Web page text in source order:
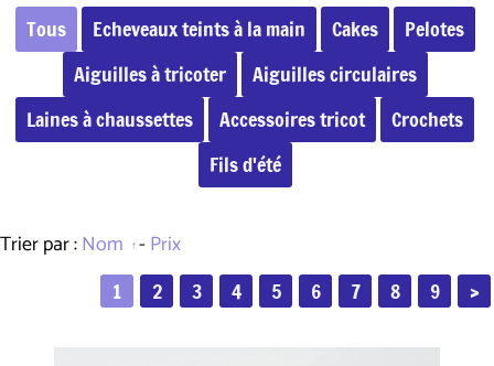
Tous Echeveaux teints à la main Cakes
Pelotes
Aiguilles à tricoter
Aiguilles circulaires
Laines à chaussettes
Accessoires tricot
Crochets
Fils d'été
Trier par :Nom -Prix
1 2 3 4 5 6 7 8 9 >